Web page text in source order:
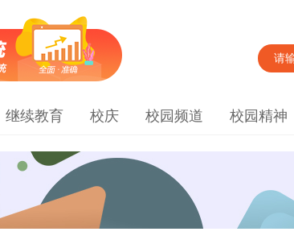
继续教育 校庆 校园频道 校园精神